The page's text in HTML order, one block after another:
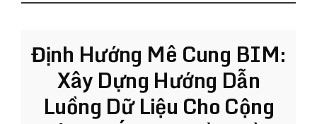
Định Hướng Mê Cung BIM:
Xây Dựng Hướng Dẫn
Luồng Dữ Liệu Cho Cộng